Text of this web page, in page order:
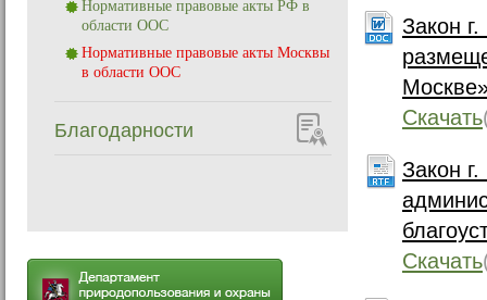
Нормативные правовые акты РФ в
области ООС
Нормативные правовые акты Москвы
в области ООС
Благодарности
Закон
Скачать
Закон
Скачать